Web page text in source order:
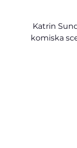
Katrin
komiska